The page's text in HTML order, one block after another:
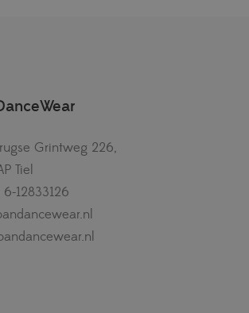
Grintweg 226,
Tiel
6-12833126